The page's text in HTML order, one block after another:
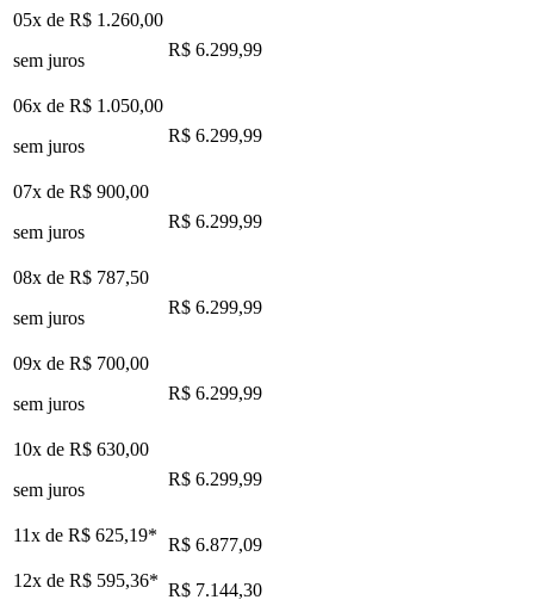
05x de R$ 1.260,00
sem juros
R$ 6.299,99
06x de R$ 1.050,00
sem juros
R$ 6.299,99
07x de R$ 900,00
sem juros
R$ 6.299,99
08x de R$ 787,50
sem juros
R$ 6.299,99
09x de R$ 700,00
sem juros
R$ 6.299,99
10x de R$ 630,00
sem juros
R$ 6.299,99
11x de R$ 625,19* R$ 6.877,09
12x de R$ 595,36* R$ 7.144,30